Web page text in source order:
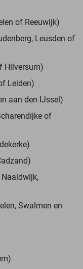
of Reeuwijk)
Leusden of
Hilversum)
Leiden)
aan den IJssel)
of
Naaldwijk,
Swalmen en